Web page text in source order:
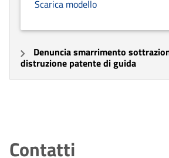
Scarica modello
Denuncia smarrimento
distruzione patente di guida
Contatti